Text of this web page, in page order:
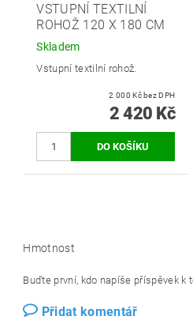
VSTUPNÍ TEXTILNÍ
ROHOŽ 120 X 180 CM
Skladem
Vstupní textilní rohož.
2 000 Kč bez DPH
2 420 Kč
Hmotnost
Buďte první, kdo napíše příspěvek k
Přidat komentář